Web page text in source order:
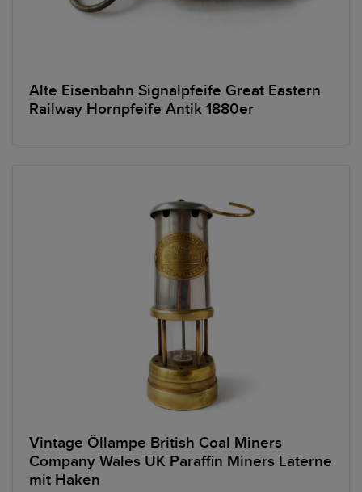
Alte Eisenbahn Signalpfeife Great Eastern
Railway Hornpfeife Antik 1880er
Vintage Öllampe British Coal Miners
Company Wales UK Paraffin Miners Laterne
mit Haken